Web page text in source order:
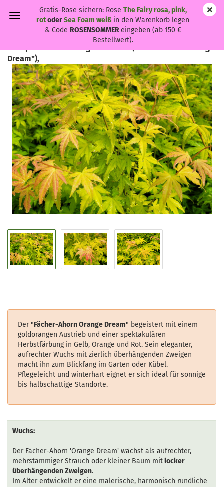
Gratis-Rose sichern: Rose The Fairy rosa, pink,
rotoderSea Foam weißin den Warenkorb legen
& Code ROSENSOMMEReingeben (ab 150 €
Bestellwert).
Dream"),
Der "Fächer-Ahorn Orange Dream" begeistert mit einem
goldorangen Austrieb und einer spektakulären
Herbstfärbung in Gelb, Orange und Rot. Sein eleganter,
aufrechter Wuchs mit zierlich überhängenden Zweigen
macht ihn zum Blickfang im Garten oder Kübel.
Pflegeleicht und winterhart eignet er sich ideal für sonnige
bis halbschattige Standorte.
Wuchs:
Der Fächer-Ahorn 'Orange Dream' wächst als aufrechter,
mehrstämmiger Strauch oder kleiner Baum mitlocker
überhängenden Zweigen.
Im Alter entwickelt er eine malerische, harmonisch rundliche